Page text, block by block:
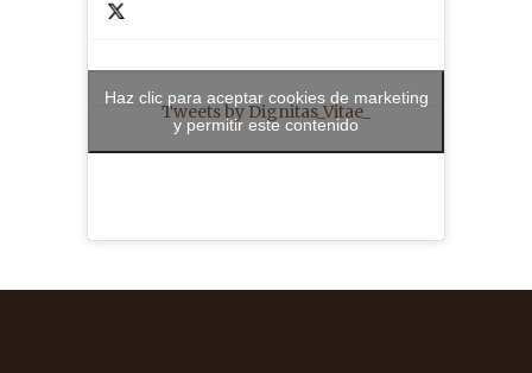
Tweets by Dignitas_Vitae_
Haz clic para aceptar cookies de marketing
y permitir este contenido